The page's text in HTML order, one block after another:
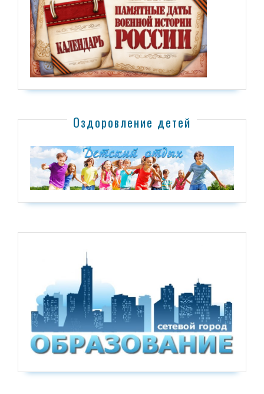
Оздоровление детей